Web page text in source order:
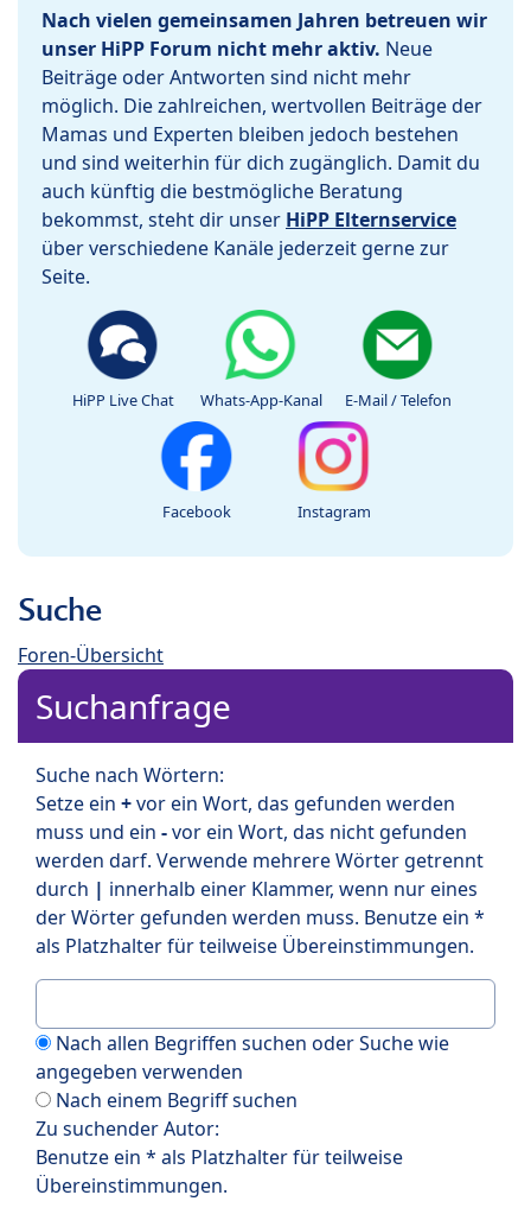
Nach vielen gemeinsamen Jahren betreuen wir
unser HiPP Forum nicht mehr aktiv. Neue
Beiträge oder Antworten sind nicht mehr
möglich. Die zahlreichen, wertvollen Beiträge der
Mamas und Experten bleiben jedoch bestehen
und sind weiterhin für dich zugänglich. Damit du
auch künftig die bestmögliche Beratung
bekommst, steht dir unser HiPP Elternservice
über verschiedene Kanäle jederzeit gerne zur
Seite.
HiPP Live Chat Whats-App-Kanal E-Mail / Telefon
Facebook Instagram
Suche
Foren-Übersicht
Suchanfrage
Suche nach Wörtern:
Setze ein +vor ein Wort, das gefunden werden
muss und ein -vor ein Wort, das nicht gefunden
werden darf. Verwende mehrere Wörter getrennt
durch | innerhalb einer Klammer, wenn nur eines
der Wörter gefunden werden muss. Benutze ein *
als Platzhalter für teilweise Übereinstimmungen.
Nach allen Begriffen suchen oder Suche wie
angegeben verwenden
Nach einem Begriff suchen
Zu suchender Autor:
Benutze ein * als Platzhalter für teilweise
Übereinstimmungen.